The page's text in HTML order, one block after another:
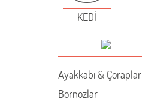
KEDİ
Ayakkabı & Çoraplar
Bornozlar